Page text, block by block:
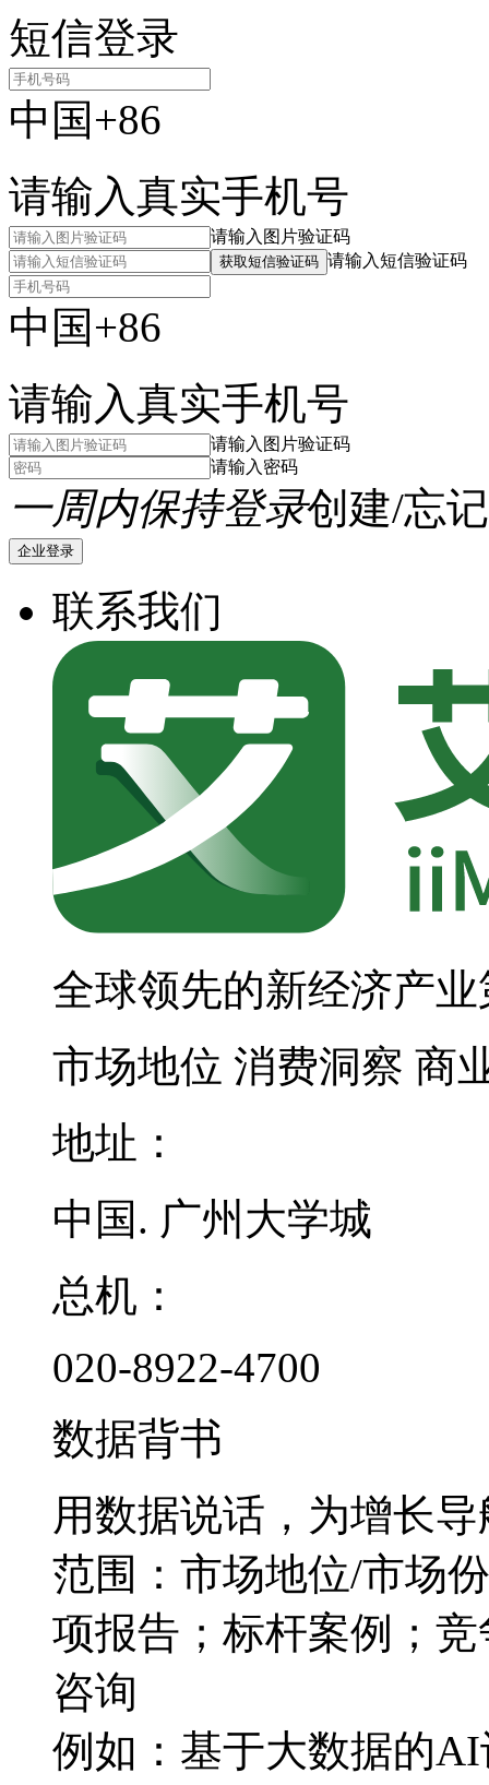
短信登录
中国+86
请输入真实手机号
请输入图片验证码
获取短信验证码 请输入短信验证码
中国+86
请输入真实手机号
请输入图片验证码
请输入密码
一周内保持登录创建/忘
企业登录
联系我们
全球领先的新经济产
市场地位 消费洞察 商
地址：
中国. 广州大学城
总机：
020-8922-4700
数据背书
用数据说话，为增长导
范围：市场地位/市场
项报告；标杆案例；
咨询
例如：基于大数据的